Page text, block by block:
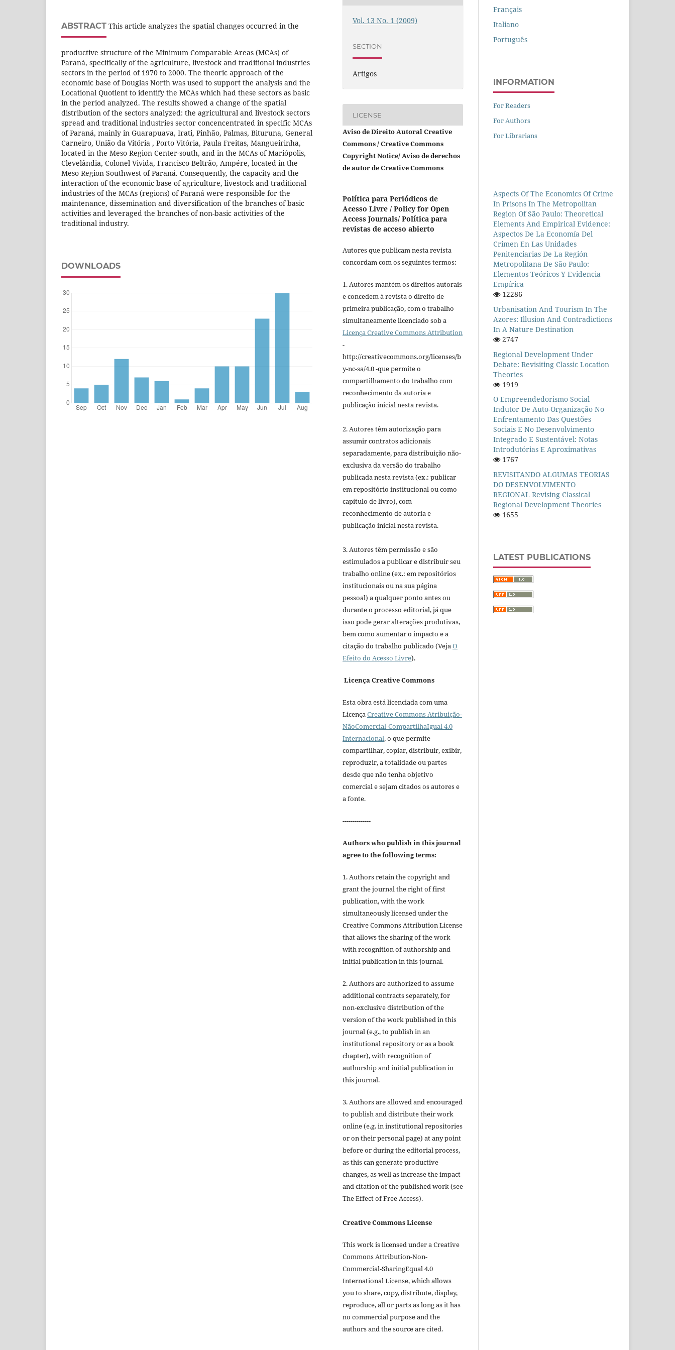
ABSTRACT This article analyzes the spatial changes occurred in the
productive structure of the Minimum Comparable Areas (MCAs) of
Paraná, specifically of the agriculture, livestock and traditional industries
sectors in the period of 1970 to 2000. The theoric approach of the
economic base of Douglas North was used to support the analysis and the
Locational Quotient to identify the MCAs which had these sectors as basic
in the period analyzed. The results showed a change of the spatial
distribution of the sectors analyzed: the agricultural and livestock sectors
spread and traditional industries sector concencentrated in specific MCAs
of Paraná, mainly in Guarapuava, Irati, Pinhão, Palmas, Bituruna, General
Carneiro, União da Vitória , Porto Vitória, Paula Freitas, Mangueirinha,
located in the Meso Region Center-south, and in the MCAs of Mariópolis,
Clevelândia, Colonel Vivida, Francisco Beltrão, Ampére, located in the
Meso Region Southwest of Paraná. Consequently, the capacity and the
interaction of the economic base of agriculture, livestock and traditional
industries of the MCAs (regions) of Paraná were responsible for the
maintenance, dissemination and diversification of the branches of basic
activities and leveraged the branches of non-basic activities of the
traditional industry.
DOWNLOADS
Vol. 13 No. 1 (2009)
SECTION
Artigos
LICENSE
Aviso de Direito Autoral Creative
Commons / Creative Commons
Copyright Notice/ Aviso de derechos
de autor de Creative Commons
Política para Periódicos de
Acesso Livre / Policy for Open
Access Journals/ Política para
revistas de acceso abierto
Autores que publicam nesta revista
concordam com os seguintes termos:
1. Autores mantém os direitos autorais
e concedem à revista o direito de
primeira publicação, com o trabalho
simultaneamente licenciado sob a
Licença Creative Commons Attribution
-
http://creativecommons.org/licenses/b
y-nc-sa/4.0 -que permite o
compartilhamento do trabalho com
reconhecimento da autoria e
publicação inicial nesta revista.
2. Autores têm autorização para
assumir contratos adicionais
separadamente, para distribuição não-
exclusiva da versão do trabalho
publicada nesta revista (ex.: publicar
em repositório institucional ou como
capítulo de livro), com
reconhecimento de autoria e
publicação inicial nesta revista.
3. Autores têm permissão e são
estimulados a publicar e distribuir seu
trabalho online (ex.: em repositórios
institucionais ou na sua página
pessoal) a qualquer ponto antes ou
durante o processo editorial, já que
isso pode gerar alterações produtivas,
bem como aumentar o impacto e a
citação do trabalho publicado (VejaO
Efeito do Acesso Livre).
Licença Creative Commons
Esta obra está licenciada com uma
LicençaCreative Commons Atribuição-
NãoComercial-CompartilhaIgual 4.0
Internacional, o que permite
compartilhar, copiar, distribuir, exibir,
reproduzir, a totalidade ou partes
desde que não tenha objetivo
comercial e sejam citados os autores e
a fonte.
--------------
Authors who publish in this journal
agree to the following terms:
1. Authors retain the copyright and
grant the journal the right of first
publication, with the work
simultaneously licensed under the
Creative Commons Attribution License
that allows the sharing of the work
with recognition of authorship and
initial publication in this journal.
2. Authors are authorized to assume
additional contracts separately, for
non-exclusive distribution of the
version of the work published in this
journal (e.g., to publish in an
institutional repository or as a book
chapter), with recognition of
authorship and initial publication in
this journal.
3. Authors are allowed and encouraged
to publish and distribute their work
online (e.g. in institutional repositories
or on their personal page) at any point
before or during the editorial process,
as this can generate productive
changes, as well as increase the impact
and citation of the published work (see
The Effect of Free Access).
Creative Commons License
This work is licensed under a Creative
Commons Attribution-Non-
Commercial-SharingEqual 4.0
International License, which allows
you to share, copy, distribute, display,
reproduce, all or parts as long as it has
no commercial purpose and the
authors and the source are cited.
Français
Italiano
Português
INFORMATION
For Readers
For Authors
For Librarians
Aspects Of The Economics Of Crime
In Prisons In The Metropolitan
Region Of São Paulo: Theoretical
Elements And Empirical Evidence:
Aspectos De La Economía Del
Crimen En Las Unidades
Penitenciarias De La Región
Metropolitana De São Paulo:
Elementos Teóricos Y Evidencia
Empírica
12286
Urbanisation And Tourism In The
Azores: Illusion And Contradictions
In A Nature Destination
2747
Regional Development Under
Debate: Revisiting Classic Location
Theories
1919
O Empreendedorismo Social
Indutor De Auto-Organização No
Enfrentamento Das Questões
Sociais E No Desenvolvimento
Integrado E Sustentável: Notas
Introdutórias E Aproximativas
1767
REVISITANDO ALGUMAS TEORIAS
DO DESENVOLVIMENTO
REGIONAL Revising Classical
Regional Development Theories
1655
LATEST PUBLICATIONS